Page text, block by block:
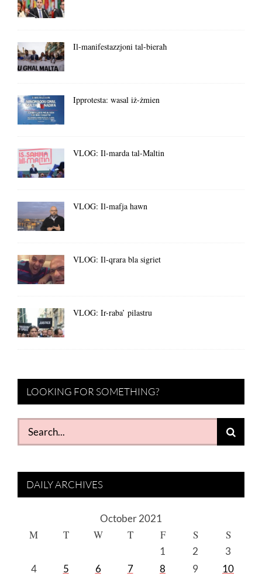
Il-manifestazzjoni tal-bieraħ
Ipprotesta: wasal iż-żmien
VLOG: Il-marda tal-Maltin
VLOG: Il-mafja hawn
VLOG: Il-qrara bla sigriet
VLOG: Ir-raba’ pilastru
LOOKING FOR SOMETHING?
Search
for:
DAILY ARCHIVES
October 2021
M T W T F S S
1 2
3
4
5 6 7 8 9 10